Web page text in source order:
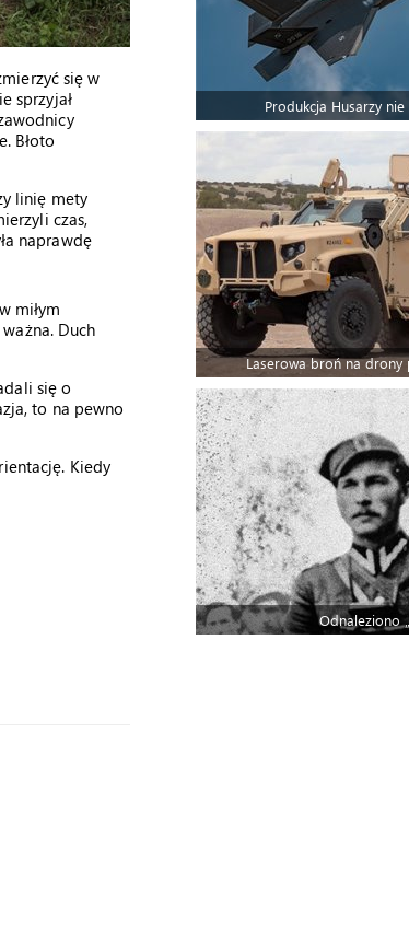
się w
sprzyjał
Błoto
linię mety
czas,
naprawdę
miłym
Duch
się o
to na pewno
Kiedy
Produkcja Husarzy
Laserowa broń na drony
Odnaleziono